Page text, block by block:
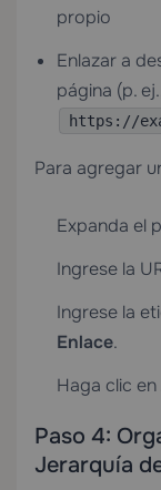
propio
Enlazar a
página (p.
https://
Para agregar
Expanda el
Ingrese la
Ingrese la
Enlace.
Haga clic en
Paso 4:
Jerarquía